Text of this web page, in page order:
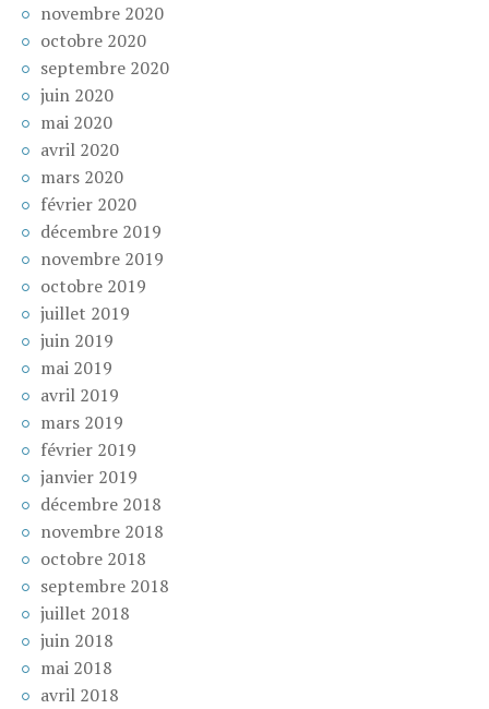
novembre 2020
octobre 2020
septembre 2020
juin 2020
mai 2020
avril 2020
mars 2020
février 2020
décembre 2019
novembre 2019
octobre 2019
juillet 2019
juin 2019
mai 2019
avril 2019
mars 2019
février 2019
janvier 2019
décembre 2018
novembre 2018
octobre 2018
septembre 2018
juillet 2018
juin 2018
mai 2018
avril 2018